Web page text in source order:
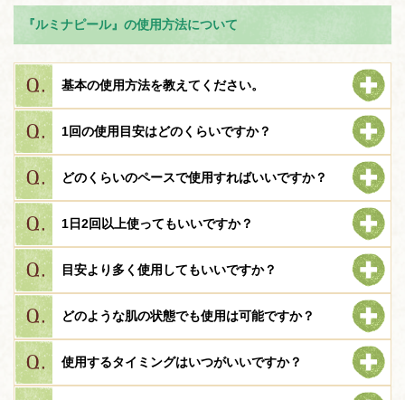
『ルミナピール』の使用方法について
基本の使用方法を教えてください。
1回の使用目安はどのくらいですか？
どのくらいのペースで使用すればいいですか？
1日2回以上使ってもいいですか？
目安より多く使用してもいいですか？
どのような肌の状態でも使用は可能ですか？
使用するタイミングはいつがいいですか？